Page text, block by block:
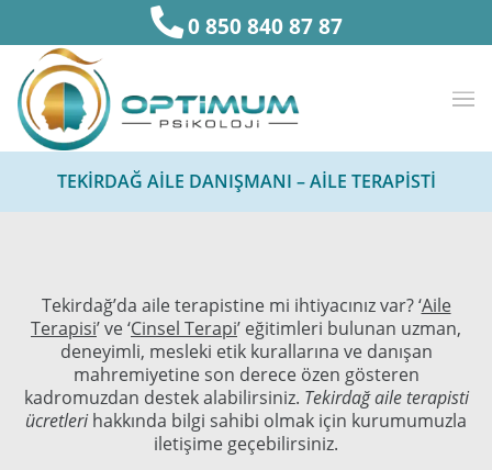
0 850 840 87 87
TEKİRDAĞ AİLE DANIŞMANI – AİLE TERAPİSTİ
Tekirdağ’da aile terapistine mi ihtiyacınız var? ‘Aile
Terapisi’ ve ‘Cinsel Terapi’ eğitimleri bulunan uzman,
deneyimli, mesleki etik kurallarına ve danışan
mahremiyetine son derece özen gösteren
kadromuzdan destek alabilirsiniz. Tekirdağ aile terapisti
ücretlerihakkında bilgi sahibi olmak için kurumumuzla
iletişime geçebilirsiniz.